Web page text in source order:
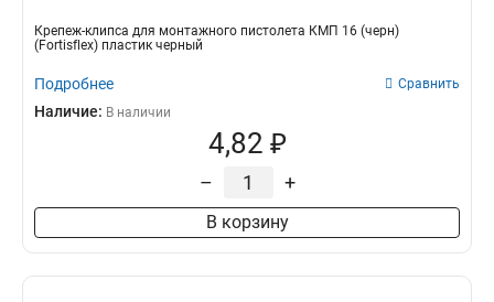
Крепеж-клипса для монтажного пистолета КМП 16 (черн)
(Fortisflex) пластик черный
Подробнее Сравнить
Наличие: В наличии
4,82 ₽
– +
В корзину